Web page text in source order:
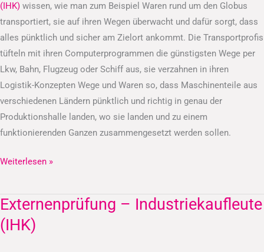
(IHK) wissen, wie man zum Beispiel Waren rund um den Globus
transportiert, sie auf ihren Wegen überwacht und dafür sorgt, dass
alles pünktlich und sicher am Zielort ankommt. Die Transportprofis
tüfteln mit ihren Computerprogrammen die günstigsten Wege per
Lkw, Bahn, Flugzeug oder Schiff aus, sie verzahnen in ihren
Logistik-Konzepten Wege und Waren so, dass Maschinenteile aus
verschiedenen Ländern pünktlich und richtig in genau der
Produktionshalle landen, wo sie landen und zu einem
funktionierenden Ganzen zusammengesetzt werden sollen.
Weiterlesen »
Externenprüfung – Industriekaufleute
(IHK)
Externenprüfung
–
Industriekaufleute